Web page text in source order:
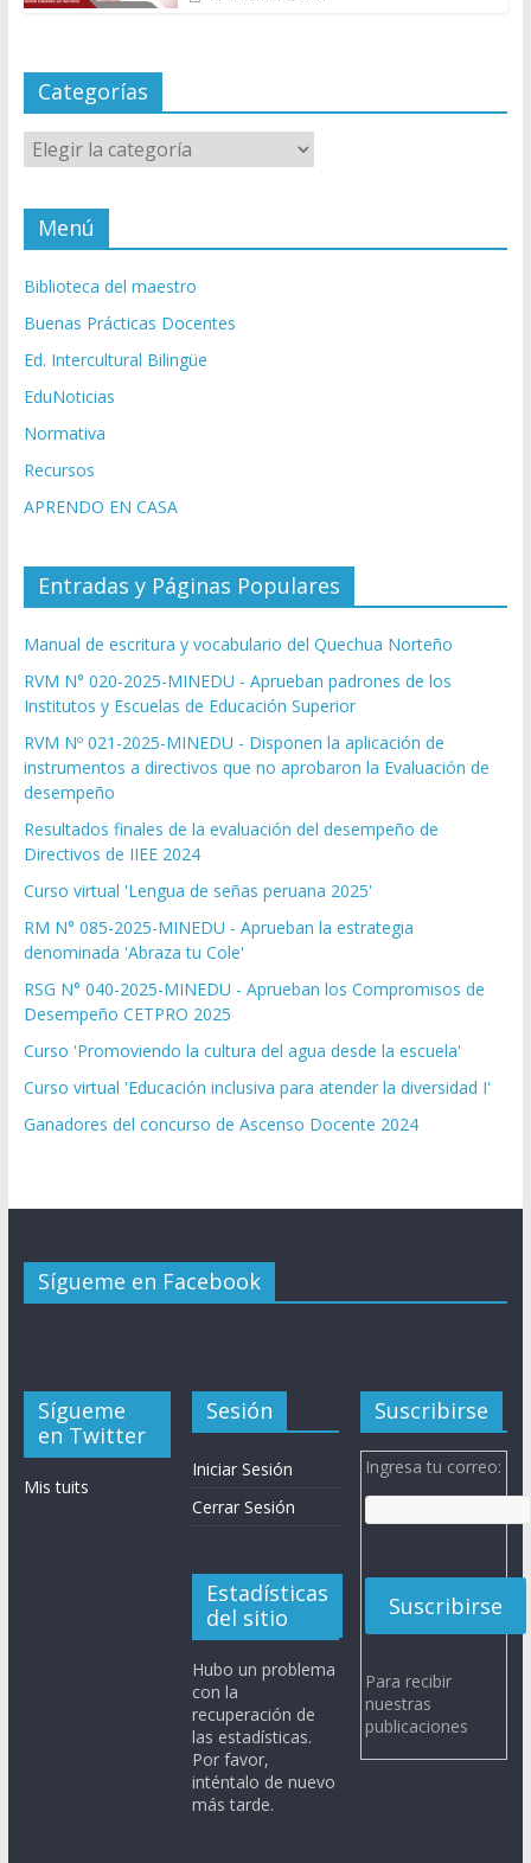
Categorías
Categorías
Menú
Biblioteca del maestro
Buenas Prácticas Docentes
Ed. Intercultural Bilingüe
EduNoticias
Normativa
Recursos
APRENDO EN CASA
Entradas y Páginas Populares
Manual de escritura y vocabulario del Quechua Norteño
RVM N° 020-2025-MINEDU - Aprueban padrones de los
Institutos y Escuelas de Educación Superior
RVM Nº 021-2025-MINEDU - Disponen la aplicación de
instrumentos a directivos que no aprobaron la Evaluación de
desempeño
Resultados finales de la evaluación del desempeño de
Directivos de IIEE 2024
Curso virtual 'Lengua de señas peruana 2025'
RM N° 085-2025-MINEDU - Aprueban la estrategia
denominada 'Abraza tu Cole'
RSG N° 040-2025-MINEDU - Aprueban los Compromisos de
Desempeño CETPRO 2025
Curso 'Promoviendo la cultura del agua desde la escuela'
Curso virtual 'Educación inclusiva para atender la diversidad I'
Ganadores del concurso de Ascenso Docente 2024
Sígueme en Facebook
Sígueme
en Twitter
Mis tuits
Sesión
Iniciar Sesión
Cerrar Sesión
Estadísticas
del sitio
Hubo un problema
con la
recuperación de
las estadísticas.
Por favor,
inténtalo de nuevo
más tarde.
Suscribirse
Ingresa tu correo:
Para recibir
nuestras
publicaciones